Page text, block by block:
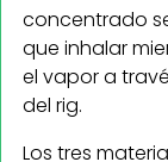
concentrado
que inhalar
el vapor a
del rig.
Los tres